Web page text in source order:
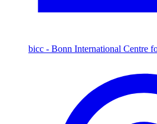
bicc - Bonn International Centre